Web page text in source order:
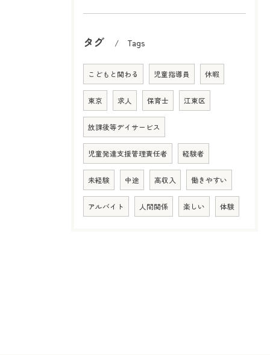
タグ Tags
こどもと関わる 児童指導員 休暇
東京 求人 保育士 江東区
放課後等デイサービス
児童発達支援管理責任者 経験者
未経験 中途 高収入 働きやすい
アルバイト 人間関係 楽しい 体験